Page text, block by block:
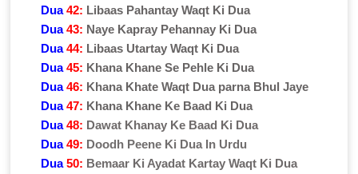
Dua 42: Libaas Pahantay Waqt Ki Dua
Dua 43: Naye Kapray Pehannay Ki Dua
Dua 44: Libaas Utartay Waqt Ki Dua
Dua 45: Khana Khane Se Pehle Ki Dua
Dua 46: Khana Khate Waqt Dua parna Bhul Jaye
Dua 47: Khana Khane Ke Baad Ki Dua
Dua 48: Dawat Khanay Ke Baad Ki Dua
Dua 49: Doodh Peene Ki Dua In Urdu
Dua 50: Bemaar Ki Ayadat Kartay Waqt Ki Dua